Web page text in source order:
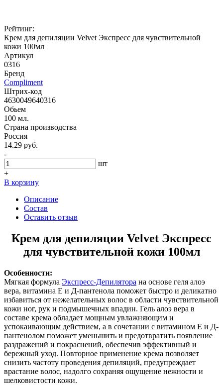
Рейтинг:
Крем для депиляции Velvet Экспресс для чувствительной
кожи 100мл
Артикул
0316
Бренд
Compliment
Штрих-код
4630049640316
Обьем
100 мл.
Страна производства
Россия
14.29 руб.
-
шт
+
В корзину
Описание
Состав
Оставить отзыв
Крем для депиляции Velvet Экспресс
для чувствительной кожи 100мл
Особенности:
Мягкая формула Экспресс-Депилятора на основе геля алоэ
вера, витамина Е и Д-пантенола поможет быстро и деликатно
избавиться от нежелательных волос в области чувствительной
кожи ног, рук и подмышечных впадин. Гель алоэ вера в
составе крема обладает мощным увлажняющим и
успокаивающим действием, а в сочетании с витамином Е и Д-
пантенолом поможет уменьшить и предотвратить появление
раздражений и покраснений, обеспечив эффективный и
бережный уход. Повторное применение крема позволяет
снизить частоту проведения депиляций, предупреждает
врастание волос, надолго сохраняя ощущение нежности и
шелковистости кожи.